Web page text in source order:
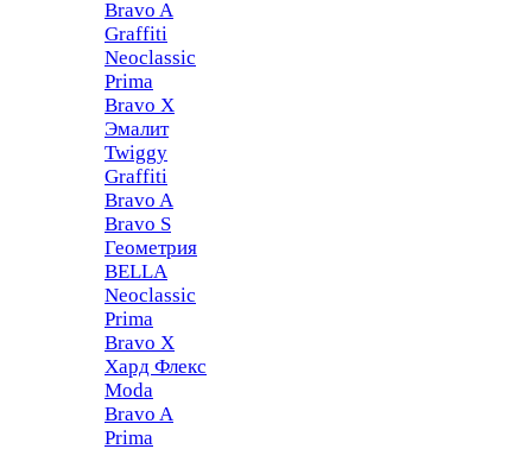
Bravo A
Graffiti
Neoclassic
Prima
Bravo X
Эмалит
Twiggy
Graffiti
Bravo A
Bravo S
Геометрия
BELLA
Neoclassic
Prima
Bravo X
Хард Флекс
Moda
Bravo A
Prima